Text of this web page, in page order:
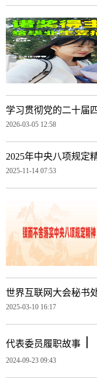
学习贯彻党的二十届
2026-03-05 12:58
2025年中央八项规定
2025-11-14 07:53
世界互联网大会秘书
2025-03-10 16:17
代表委员履职故事
2024-09-23 09:43